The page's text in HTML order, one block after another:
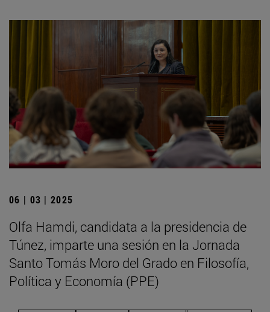
06 | 03 | 2025
Olfa Hamdi, candidata a la presidencia de
Túnez, imparte una sesión en la Jornada
Santo Tomás Moro del Grado en Filosofía,
Política y Economía (PPE)